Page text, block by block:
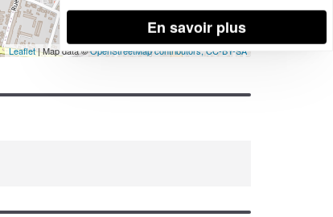
Leaflet| Map data ©OpenStreetMap contributors,CC-BY-SA
En savoir plus